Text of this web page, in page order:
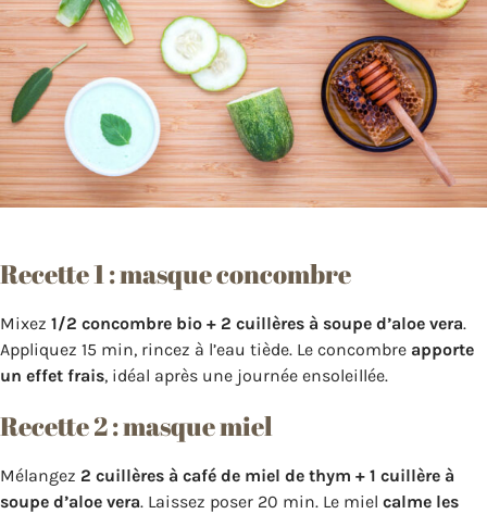
Recette 1 : masque concombre
Mixez 1/2 concombre bio + 2 cuillères à soupe d’aloe vera.
Appliquez 15 min, rincez à l’eau tiède. Le concombre apporte
un effet frais, idéal après une journée ensoleillée.
Recette 2 : masque miel
Mélangez 2 cuillères à café de miel de thym + 1 cuillère à
soupe d’aloe vera. Laissez poser 20 min. Le miel calme les